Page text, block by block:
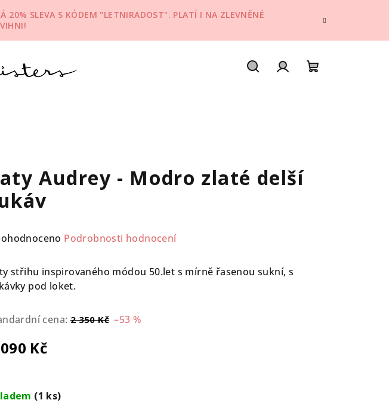
20% SLEVA S KÓDEM "LETNIRADOST". PLATÍ I NA ZLEVNĚNÉ
Audrey - Modro zlaté delší
Podrobnosti hodnocení
střihu inspirovaného módou 50.let s mírně řasenou sukní, s
pod loket.
cena: 2 350 Kč –53 %
Kč
(1 ks)